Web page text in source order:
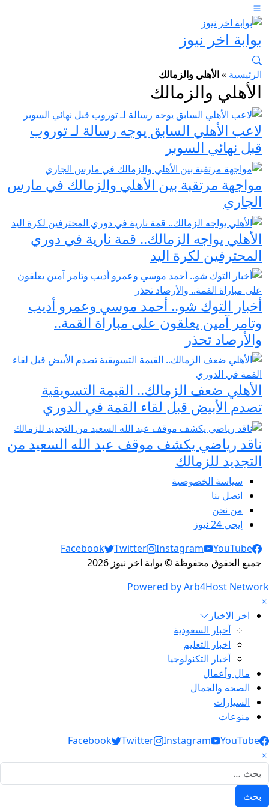
بوابة اخر نيوز
الرئيسية »الأهلي والزمالك
الأهلي والزمالك
لاعب الأهلي السابق يوجه رسالة لـ توروب
قبل نهائي السوبر
مواجهة مرتقبة بين الأهلي والزمالك في مارس
الجاري
الأهلي يواجه الزمالك.. قمة نارية في دوري
المحترفين لكرة اليد
أخبار التوك شو.. أحمد موسي وعمرو أديب
وتامر آمين يعلقون على مباراة القمة..
والأرصاد تحذر
الأهلي ضعف الزمالك.. القيمة التسويقية
تصدم الأبيض قبل لقاء القمة في الدوري
ناقد رياضي يكشف موقف عبد الله السعيد من
التجديد للزمالك
سياسة الخصوصية
اتصل بنا
من نحن
إيجي 24 نيوز
Social Links
Facebook Twitter Instagram
YouTube
جميع الحقوق محفوظة © بوابة اخر نيوز 2026
Powered by Arb4Host Network
اخر الاخبار
أخبار السعودية
اخبار التعليم
أخبار التكنولوجيا
مال وأعمال
الصحه والجمال
السيارات
منوعات
Social Links
Facebook Twitter Instagram YouTube
البحث عن: